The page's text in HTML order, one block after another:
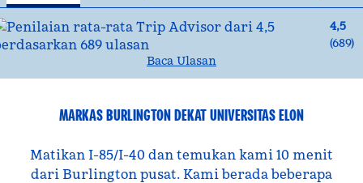
4,5
(689)
Baca Ulasan
MARKAS BURLINGTON DEKAT UNIVERSITAS ELON
Matikan I-85/I-40 dan temukan kami 10 menit
dari Burlington pusat. Kami berada beberapa